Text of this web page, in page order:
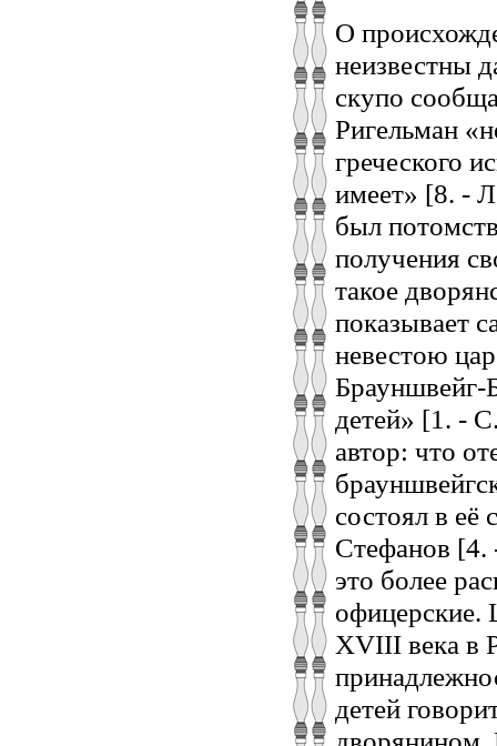
О
неизвестны
скупо
Ригельман
греческого
имеет» [8. -
был
получения
такое
показывает
невестою
Брауншвейг-
детей» [1. -
автор: что
состоял в её
Стефанов [4.
это более
офицерские.
XVIII века в
детей